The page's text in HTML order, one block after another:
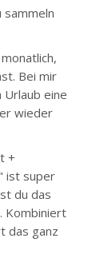
sammeln
Bei mir
eine
wieder
+
ist super
du das
Kombiniert
das ganz